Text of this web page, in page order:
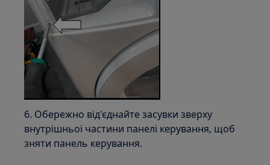
6. Обережно від'єднайте засувки зверху
внутрішньої частини панелі керування, щоб
зняти панель керування.